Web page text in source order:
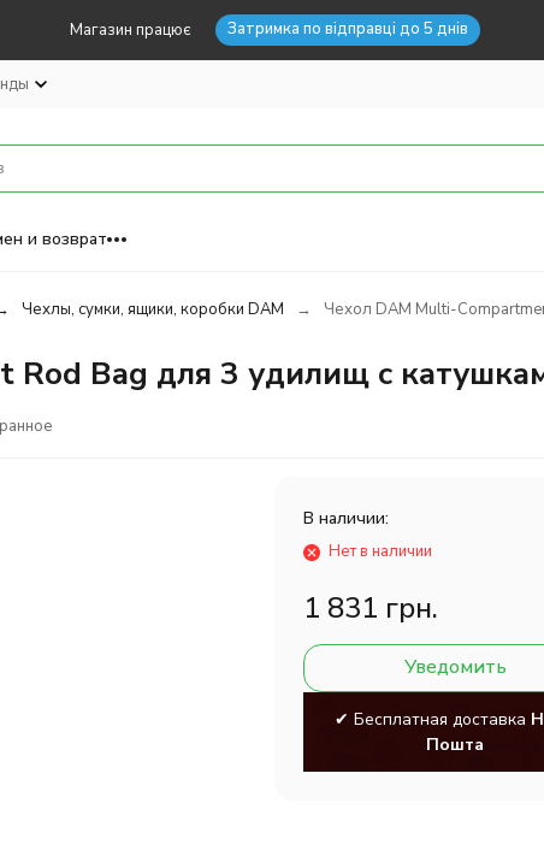
Магазин працює Затримка по відправці до 5 днів
и возврат
Чехлы, сумки, ящики, коробки DAM Чехол DAM Multi-
Bag для 3 удилищ с
В наличии:
Нет в наличии
1 831 грн.
Уведомить
✔ Бесплатная доставка
Пошта